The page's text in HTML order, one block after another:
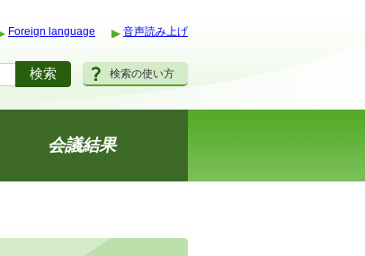
Foreign language 音声読み上げ
検索の使い方
会議結果